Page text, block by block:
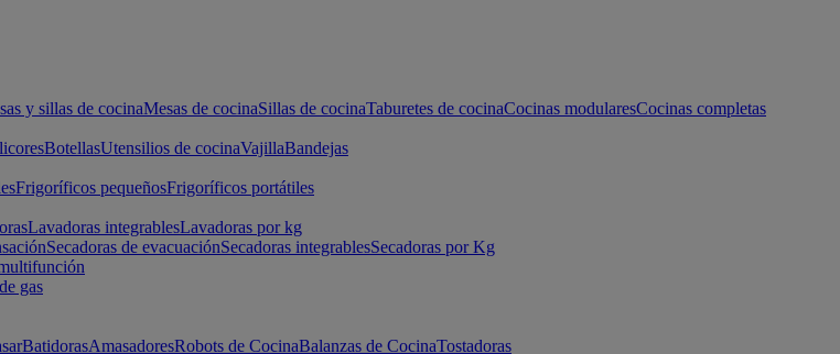
y sillas de cocinaMesas de cocinaSillas de cocinaTaburetes de cocinaCocinas modularesCocinas completas
BotellasUtensilios de cocinaVajillaBandejas
Frigoríficos pequeñosFrigoríficos portátiles
Lavadoras integrablesLavadoras por kg
Secadoras de evacuaciónSecadoras integrablesSecadoras por Kg
gas
BatidorasAmasadoresRobots de CocinaBalanzas de CocinaTostadoras